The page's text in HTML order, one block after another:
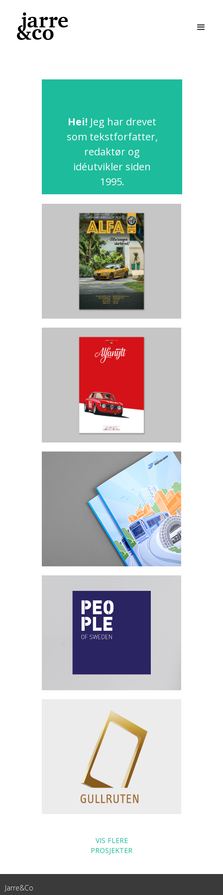
Hei! Jeg har drevet
som tekstforfatter,
redaktør og
idéutvikler siden
1995.
VIS FLERE
PROSJEKTER
Jarre&Co